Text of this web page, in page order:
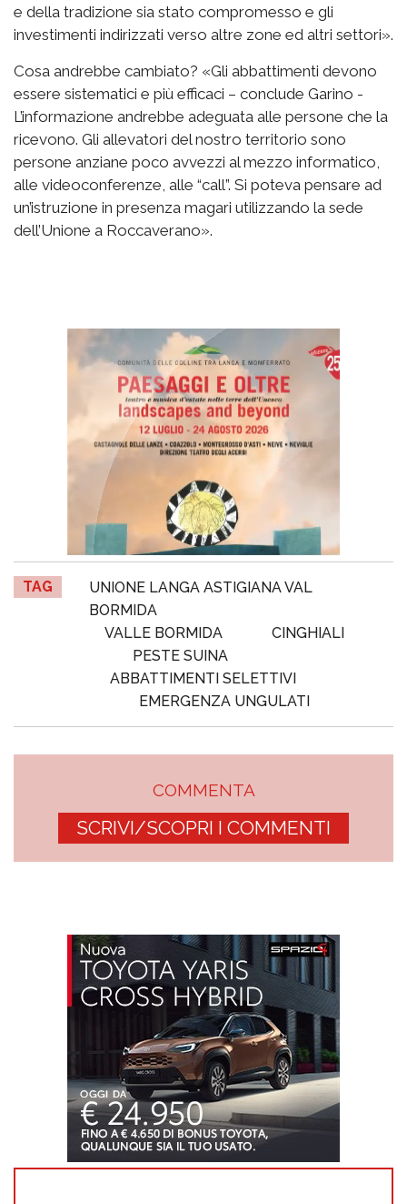
e della tradizione sia stato compromesso e gli
investimenti indirizzati verso altre zone ed altri settori».
Cosa andrebbe cambiato? «Gli abbattimenti devono
essere sistematici e più efficaci – conclude Garino -
L’informazione andrebbe adeguata alle persone che la
ricevono. Gli allevatori del nostro territorio sono
persone anziane poco avvezzi al mezzo informatico,
alle videoconferenze, alle “call”. Si poteva pensare ad
un’istruzione in presenza magari utilizzando la sede
dell’Unione a Roccaverano».
TAG
UNIONE LANGA ASTIGIANA VAL
BORMIDA
VALLE BORMIDA
CINGHIALI
PESTE SUINA
ABBATTIMENTI SELETTIVI
EMERGENZA UNGULATI
COMMENTA
SCRIVI/SCOPRI I COMMENTI